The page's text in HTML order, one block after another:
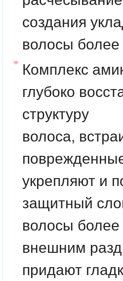
создания
волосы
Комплекс
глубоко
структуру
волоса,
укрепляют и
защитный
волосы
внешним
придают